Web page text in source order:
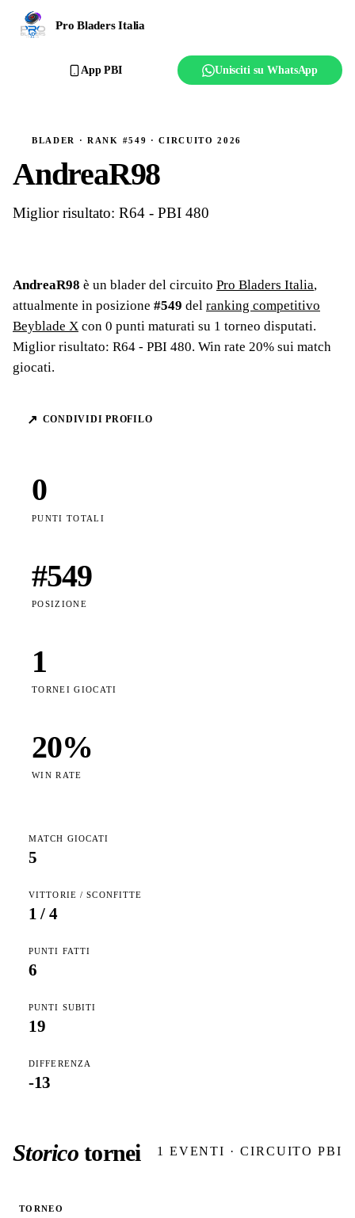
Pro Bladers Italia
Ranking
Regolamento
Affilia il club
App PBI Unisciti su WhatsApp
BLADER · RANK #549 · CIRCUITO 2026
AndreaR98
Miglior risultato: R64 - PBI 480
AndreaR98 è un blader del circuito Pro Bladers Italia,
attualmente in posizione #549 del ranking competitivo
Beyblade X con 0 punti maturati su 1 torneo disputati.
Miglior risultato: R64 - PBI 480. Win rate 20% sui match
giocati.
↗ CONDIVIDI PROFILO
0
PUNTI TOTALI
#549
POSIZIONE
1
TORNEI GIOCATI
20%
WIN RATE
MATCH GIOCATI
5
VITTORIE / SCONFITTE
1 / 4
PUNTI FATTI
6
PUNTI SUBITI
19
DIFFERENZA
-13
Storicotornei 1 EVENTI · CIRCUITO PBI
TORNEO